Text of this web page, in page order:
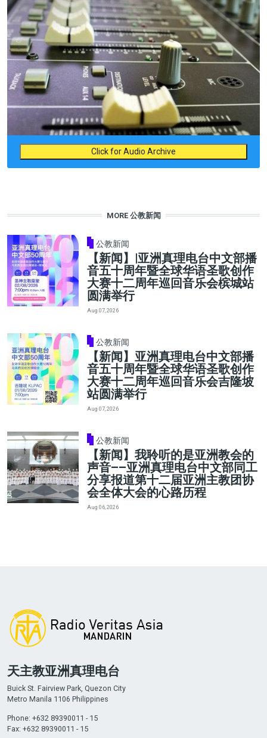
Click for Audio Archive
MORE 公教新闻
公教新闻
【新闻】|亚洲真理电台中文部播
音五十周年暨全球华语圣歌创作
大赛十二周年巡回音乐会槟城站
圆满举行
Aug 07, 2026
公教新闻
【新闻】亚洲真理电台中文部播
音五十周年暨全球华语圣歌创作
大赛十二周年巡回音乐会吉隆坡
站圆满举行
Aug 07, 2026
公教新闻
【新闻】我聆听的是亚洲教会的
声音——亚洲真理电台中文部同工
分享报道第十二届亚洲主教团协
会全体大会的心路历程
Aug 06, 2026
天主教亚洲真理电台
Buick St. Fairview Park, Quezon City
Metro Manila 1106 Philippines
Phone: +632 89390011 - 15
Fax: +632 89390011 - 15